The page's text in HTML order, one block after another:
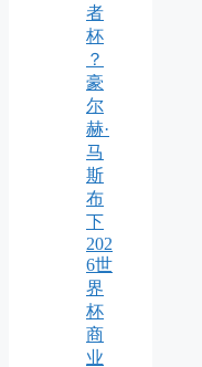
者
杯
？
豪
尔
赫·
马
斯
布
下
202
6世
界
杯
商
业